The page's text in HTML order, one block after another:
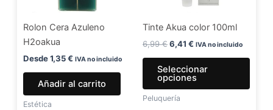
Rolon Cera Azuleno
H2oakua
Desde1,35€ IVA no incluido
Añadir al carrito
Estética
Tinte Akua color 100ml
6,99€6,41 € IVA no incluido
Seleccionar
opciones
en
Peluquería